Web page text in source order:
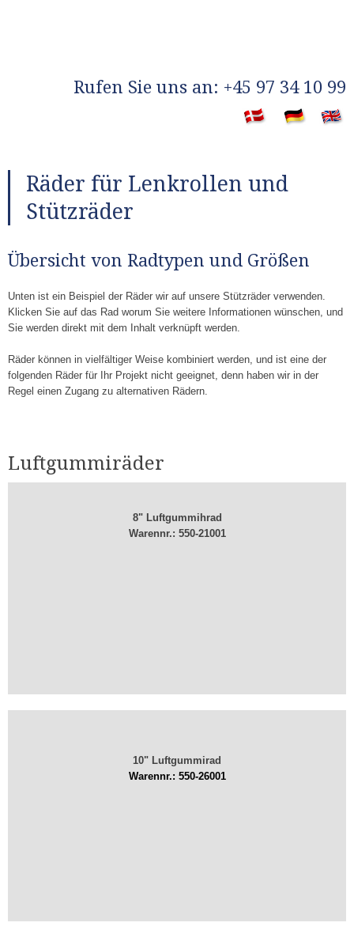
​Rufen Sie uns an: +45 97 34 10 99
Räder für Lenkrollen und
Stützräder
​Übersicht von Radtypen und Größen
Unten ist ein Beispiel der Räder wir auf unsere Stützräder verwenden.
Klicken Sie auf das Rad worum Sie weitere Informationen wünschen, und
Sie werden direkt mit dem Inhalt verknüpft werden.
Räder können in vielfältiger Weise kombiniert werden, und ist eine der
folgenden Räder für Ihr Projekt nicht geeignet, denn haben wir in der
Regel einen Zugang zu alternativen Rädern.
Luftgummiräder
8" Luftgummihrad
Warennr.: 550-21001
10" Luftgummirad
Warennr.: 550-26001